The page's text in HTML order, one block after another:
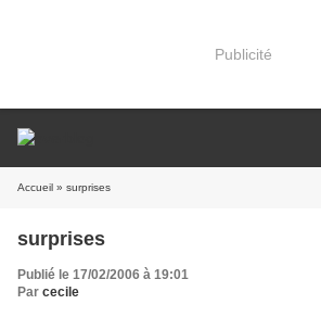
Publicité
Accueil » surprises
surprises
Publié le 17/02/2006 à 19:01
Par cecile